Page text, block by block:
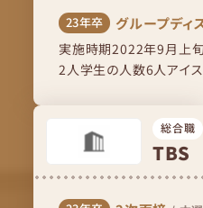
23年卒 グループディ
実施時期2022年9月上
2人学生の人数6人アイ
総合職
TBS